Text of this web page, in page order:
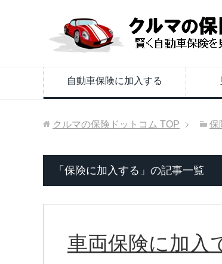
自動車保険に加入する
クルマの保険ドットコム TOP 保
「保険に加入する」の記事一覧
車両保険に加入